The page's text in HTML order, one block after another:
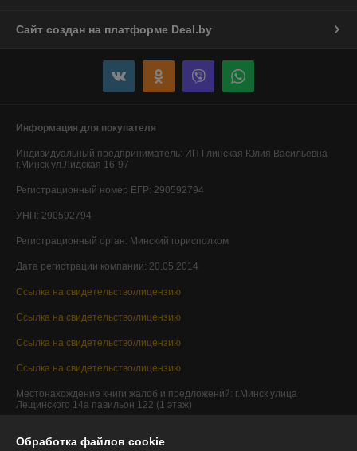
Сайт создан на платформе Deal.by
Информация для покупателя
Индивидуальный предприниматель: ИП Глинская Юлия Васильевна
г.Минск ул.Лидская 16-97
Регистрационный номер ЕГР: 290592794
УНП: 290592794
Регистрационный орган: Минский горисполком
Дата регистрации компании: 20.05.2014
Ссылка на свидетельство/лицензию
Ссылка на свидетельство/лицензию
Ссылка на свидетельство/лицензию
Ссылка на свидетельство/лицензию
Местонахождение книги жалоб и предложений: г.Минск улица
Лещинского 14а павильон 122 (1 этаж)
Обработка файлов cookie